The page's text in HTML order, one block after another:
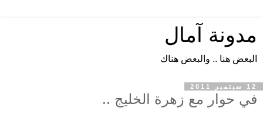
مدونة آمال
البعض هنا .. والبعض هناك
12 سبتمبر 2011
في حوار مع زهرة الخليج ..